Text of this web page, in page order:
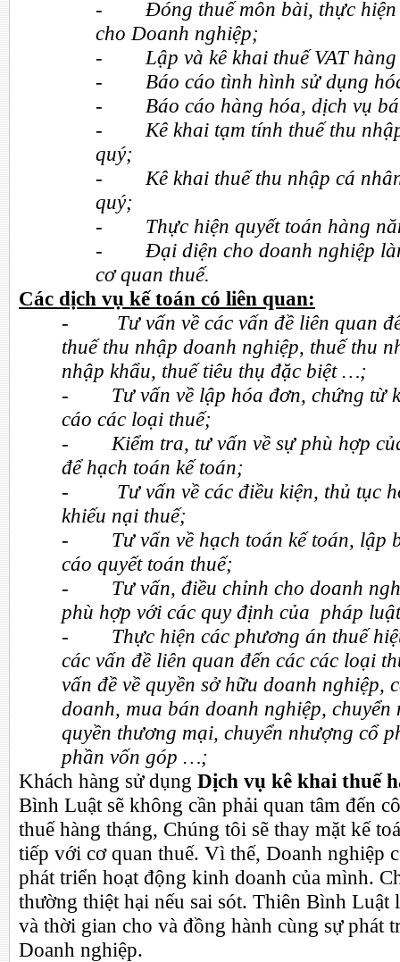
- Đóng thuế môn bài, thực
cho Doanh nghiệp;
- Lập và kê khai thuế VAT
- Báo cáo tình hình sử dụng
- Báo cáo hàng hóa, dịch vụ
- Kê khai tạm tính thuế thu
quý;
- Kê khai thuế thu nhập cá
quý;
- Thực hiện quyết toán hàng
- Đại diện cho doanh nghiệp
cơ quan thuế.
Các dịch vụ kế toán có liên quan:
- Tư vấn về các vấn đề liên quan
thuế thu nhập doanh nghiệp, thuế thu
nhập khẩu, thuế tiêu thụ đặc biệt …;
- Tư vấn về lập hóa đơn, chứng từ
cáo các loại thuế;
- Kiểm tra, tư vấn về sự phù hợp
để hạch toán kế toán;
-
Tư vấn về các điều kiện, thủ tục
khiếu nại thuế;
- Tư vấn về hạch toán kế toán, lập
cáo quyết toán thuế;
- Tư vấn, điều chỉnh cho doanh
phù hợp với các quy định của pháp
- Thực hiện các phương án thuế
các vấn đề liên quan đến các các loại
vấn đề về quyền sở hữu doanh nghiệp,
doanh, mua bán doanh nghiệp,
quyền thương mại, chuyển nhượng cổ
phần vốn góp …;
Khách hàng sử dụng Dịch vụ kê khai thuế
Bình Luật sẽ không cần phải quan tâm đến
thuế hàng tháng, Chúng tôi sẽ thay mặt kế
tiếp với cơ quan thuế. Vì thế, Doanh nghiệp
phát triển hoạt động kinh doanh của mình.
thường thiệt hại nếu sai sót. Thiên Bình
và thời gian cho và đồng hành cùng sự phát
Doanh nghiệp.